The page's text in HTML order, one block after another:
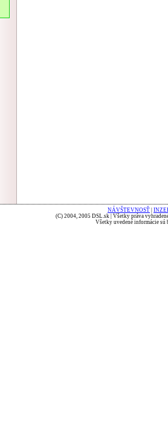
NÁVŠTEVNOSŤ
(C) 2004, 2005 DSL.sk | Všetky práva
Všetky uvedené informácie sú